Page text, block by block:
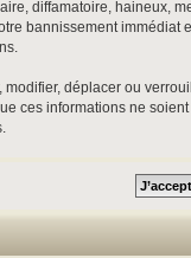
diffamatoire, haineux,
bannissement immédiat
déplacer ou
ces informations ne